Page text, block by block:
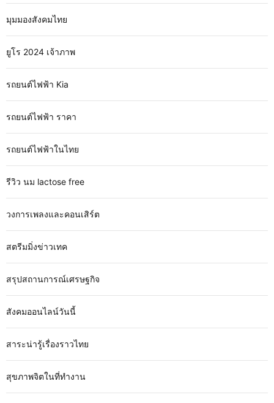
มุมมองสังคมไทย
ยูโร 2024 เจ้าภาพ
รถยนต์ไฟฟ้า Kia
รถยนต์ไฟฟ้า ราคา
รถยนต์ไฟฟ้าในไทย
รีวิว นม lactose free
วงการเพลงและคอนเสิร์ต
สตรีมมิ่งข่าวเทค
สรุปสถานการณ์เศรษฐกิจ
สังคมออนไลน์วันนี้
สาระน่ารู้เรื่องราวไทย
สุขภาพจิตในที่ทำงาน